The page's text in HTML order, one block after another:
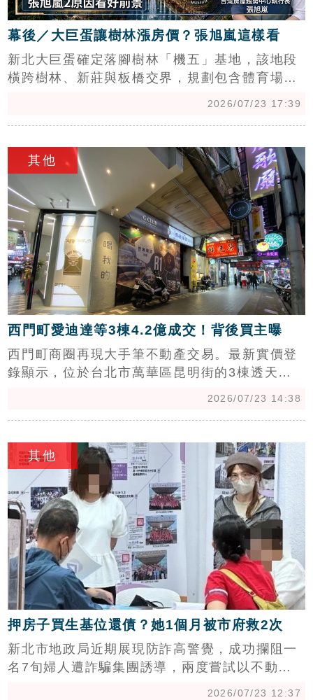
幕後／大巨蛋讓樹林漲房價？張旭嵐這樣看
新北大巨蛋確定落腳樹林「機五」基地，該地段
橫跨樹林、新莊與板橋交界，規劃包含體育場
心執行長張旭嵐表示，大巨蛋將帶動區域機能，
但未來恐面臨交通與噪音壓力。建議購屋族避開
第一排住宅，可轉向溪崑或新莊西盛生活圈等第
二線街廓，選擇性價比較高且居住品質較穩定的
物件，提前布局未來商機。
2026/07/23 17:39
其他
西門町愛迪達等3棟4.2億成交！背後買主曝
西門町商圈再現大手筆不動產交易。最新實價登
錄顯示，位於台北市萬華區昆明街的3棟透天
商業空間方向開發。
2026/07/23 14:38
其他
押房子買生基位還債？她1個月被市府救2次
新北市地政局近期展現防詐高警覺，成功攔阻一
名7旬婦人遭詐騙集團誘導，兩度嘗試以不動產
2026/07/23 12:37